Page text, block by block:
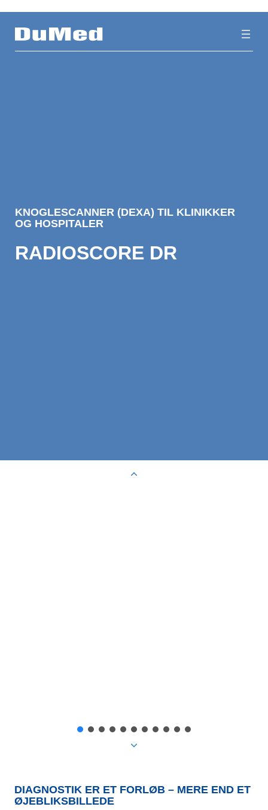
indhold
KNOGLESCANNER (DEXA) TIL KLINIKKER
OG HOSPITALER
RADIOSCORE DR
DIAGNOSTIK ER ET FORLØB – MERE END ET
ØJEBLIKSBILLEDE